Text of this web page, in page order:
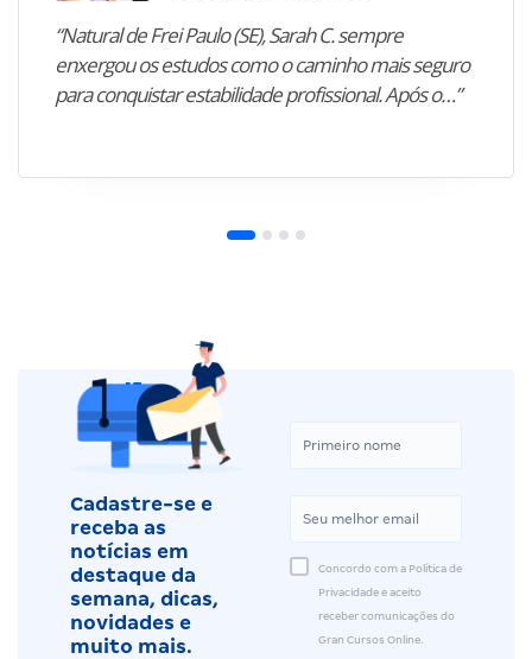
“Natural de Frei Paulo (SE), Sarah C. sempre
enxergou os estudos como o caminho mais seguro
para conquistar estabilidade profissional. Após o…”
Cadastre-se e
receba as
notícias em
destaque da
semana, dicas,
novidades e
muito mais.
Concordo com a Política de
Privacidade e aceito
receber comunicações do
Gran Cursos Online.